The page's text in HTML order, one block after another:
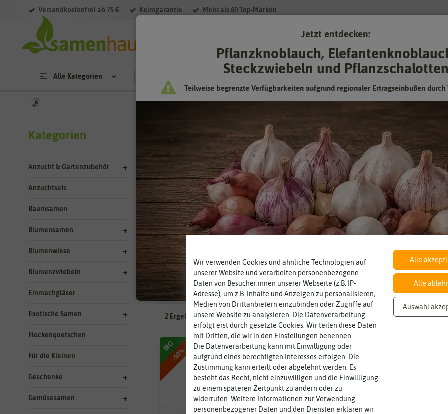
Versandkostenfrei ab 75 € Keimgarantie Mehr als 60 Top-Marken
Alle Kategorien
Kategorien
Anzucht & Gartenzubehör
Anzuchtsets
Baumsamen
Blumensamen
Blumenwiese
Blumenzwiebeln
Einmachgläser
Exotische Samen
Flockenquetschen
Für die Kleinen
Geschenke
Gemüsesamen
Suchergebnisse für HerstellerFlorex Treffer)
Kategorie Hersteller
Lebensdauer Lieferbarkeit
Hersteller: Florex
2 Ergebnissegefunden
-50%
BIO
-50%
BIO
Filter
Wir verwenden Cookies und ähnliche Technologien auf
unserer Website und verarbeiten personenbezogene
Daten von Besucher:innen unserer Webseite (z.B. IP-
Adresse), um z.B. Inhalte und Anzeigen zu personalisieren,
Medien von Drittanbietern einzubinden oder Zugriffe auf
unsere Website zu analysieren. Die Datenverarbeitung
erfolgt erst durch gesetzte Cookies. Wir teilen diese Daten
mit Dritten, die wir in den Einstellungen benennen.
Die Datenverarbeitung kann mit Einwilligung oder
aufgrund eines berechtigten Interesses erfolgen. Die
Zustimmung kann erteilt oder abgelehnt werden. Es
besteht das Recht, nicht einzuwilligen und die Einwilligung
zu einem späteren Zeitpunkt zu ändern oder zu
widerrufen. Weitere Informationen zur Verwendung
personenbezogener Daten und den Diensten erklären wir
Alle
Alle
Auswahl
Jetzt entdecken:
Pflanzknoblauch,
Steckzwiebeln und Pflanzschalotten
Teilweise begrenzte Verfügbarkeiten aufgrund regionaler Ertragseinbußen durch
Knoblauch & Zwiebeln